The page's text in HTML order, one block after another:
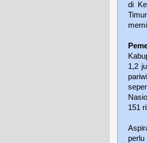
di
1,2
151